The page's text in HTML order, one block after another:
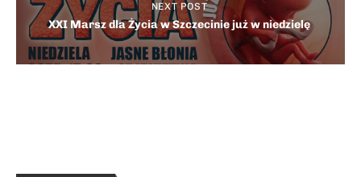
NEXT POST
XXI Marsz dla Życia w Szczecinie już w niedzielę